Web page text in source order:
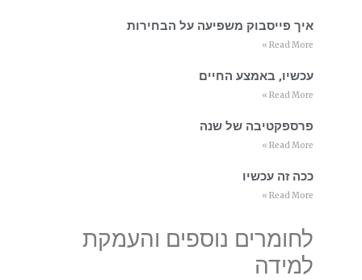
איך פייסבוק משפיעה על הבחירות
Read More »
עכשיו, באמצע החיים
Read More »
פרספקטיבה של שנה
Read More »
ככה זה עכשיו
Read More »
לחומרים נוספים והעמקת
למידה